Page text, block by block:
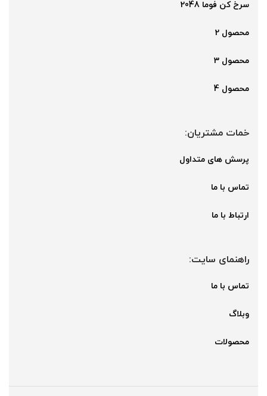
سرخ کن فوما 2048
محصول 2
محصول 3
محصول 4
خمات مشتریان:
پرسش های متداول
تماس با ما
ارتباط با ما
راهنمای سایت:
تماس با ما
وبلاگ
محصولات